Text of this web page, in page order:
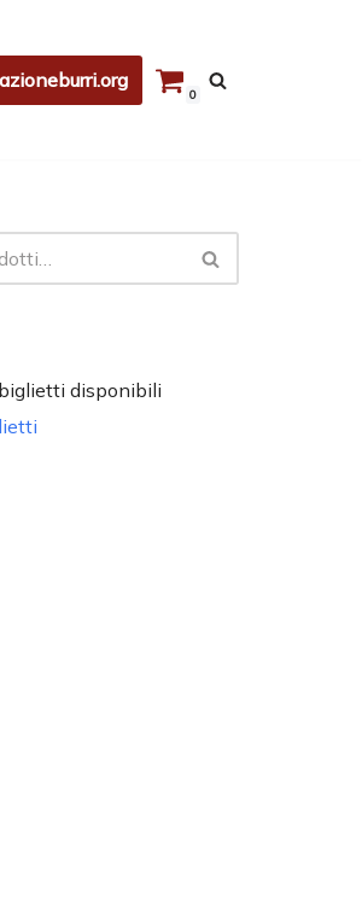
0
disponibili